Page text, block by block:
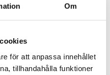
Om
för att anpassa innehållet
tillhandahålla funktioner
& AmpFlex till
med anslutningskontakt
från Chauvin-
PEL104, PEL105, PEL106, PEL112,
CA8336, CA83435.